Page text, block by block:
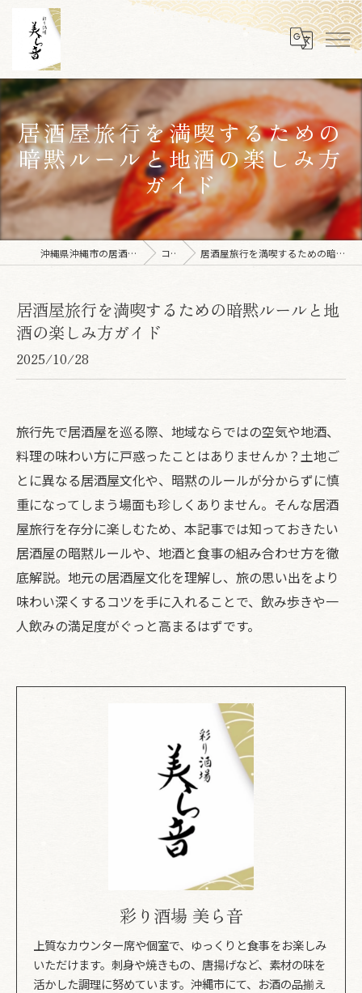
居酒屋旅行を満喫するための
暗黙ルールと地酒の楽しみ方
ガイド
沖縄県沖縄市の居酒屋なら彩り酒場 美ら音 コラム 居酒屋旅行を満喫するための暗黙ルールと地酒の楽しみ方ガイド
居酒屋旅行を満喫するための暗黙ルールと地
酒の楽しみ方ガイド
2025/10/28
旅行先で居酒屋を巡る際、地域ならではの空気や地酒、
料理の味わい方に戸惑ったことはありませんか？土地ご
とに異なる居酒屋文化や、暗黙のルールが分からずに慎
重になってしまう場面も珍しくありません。そんな居酒
屋旅行を存分に楽しむため、本記事では知っておきたい
居酒屋の暗黙ルールや、地酒と食事の組み合わせ方を徹
底解説。地元の居酒屋文化を理解し、旅の思い出をより
味わい深くするコツを手に入れることで、飲み歩きや一
人飲みの満足度がぐっと高まるはずです。
彩り酒場 美ら音
上質なカウンター席や個室で、ゆっくりと食事をお楽しみ
いただけます。刺身や焼きもの、唐揚げなど、素材の味を
活かした調理に努めています。沖縄市にて、お酒の品揃え